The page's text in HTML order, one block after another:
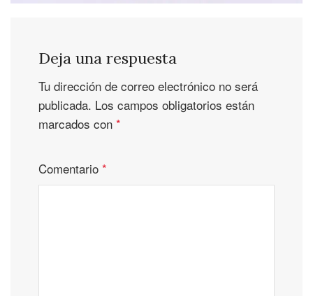
Deja una respuesta
Tu dirección de correo electrónico no será
publicada. Los campos obligatorios están
marcados con *
Comentario *